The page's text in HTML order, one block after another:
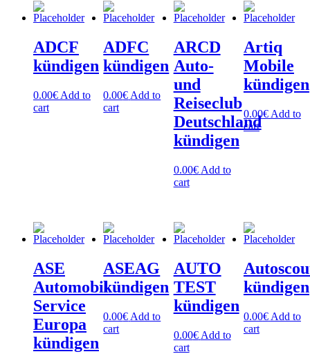
ADCF
kündigen
0.00€ Add to
cart
ADFC
kündigen
0.00€ Add to
cart
ARCD
Auto-
und
Reiseclub
Deutschland
kündigen
0.00€ Add to
cart
Artiq
Mobile
kündigen
0.00€ Add to
cart
ASE
Automobil
Service
Europa
kündigen
ASEAG
kündigen
0.00€ Add to
cart
AUTO
TEST
kündigen
0.00€ Add to
cart
kündigen
0.00€ Add to
cart